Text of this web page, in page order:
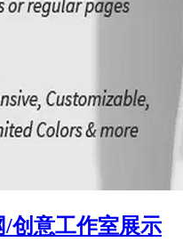
创意工作室展示